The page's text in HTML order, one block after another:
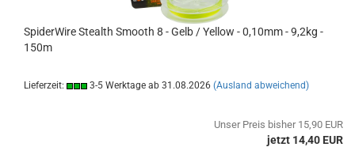
SpiderWire Stealth Smooth 8 - Gelb / Yellow - 0,10mm - 9,2kg -
150m
Lieferzeit: 3-5 Werktage ab 31.08.2026 (Ausland abweichend)
Unser Preis bisher 15,90 EUR
jetzt 14,40 EUR